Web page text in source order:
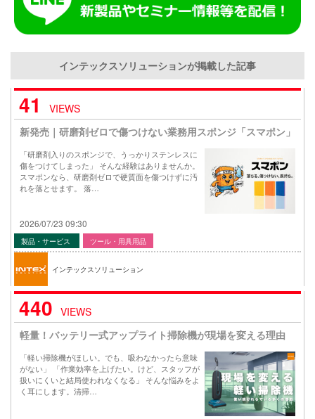
インテックスソリューションが掲載した記事
41
VIEWS
新発売｜研磨剤ゼロで傷つけない業務用スポンジ「スマポン」
「研磨剤入りのスポンジで、うっかりステンレスに
傷をつけてしまった」 そんな経験はありませんか。
スマポンなら、研磨剤ゼロで硬質面を傷つけずに汚
れを落とせます。 落…
2026/07/23 09:30
製品・サービス ツール・用具用品
インテックスソリューション
440 VIEWS
軽量！バッテリー式アップライト掃除機が現場を変える理由
「軽い掃除機がほしい。でも、吸わなかったら意味
がない」 「作業効率を上げたい。けど、スタッフが
扱いにくいと結局使われなくなる」 そんな悩みをよ
く耳にします。清掃…